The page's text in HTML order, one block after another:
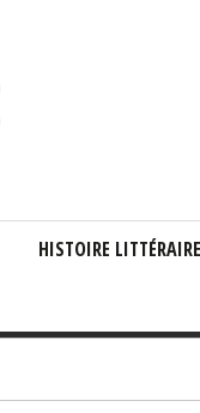
HISTOIRE LITTÉRAIRE